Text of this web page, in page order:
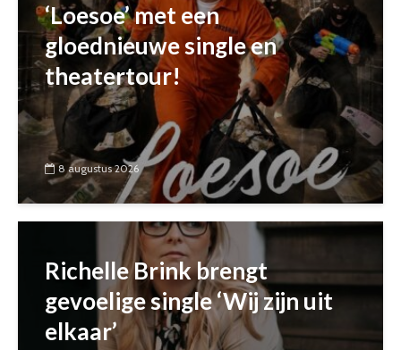
‘Loesoe’ met een
gloednieuwe single en
theatertour!
8 augustus 2026
Richelle Brink brengt
gevoelige single ‘Wij zijn uit
elkaar’